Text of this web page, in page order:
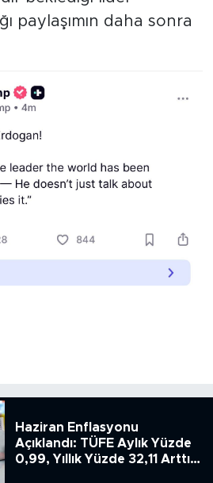
paylaşımın daha sonra
Haziran Enflasyonu
Açıklandı: TÜFE Aylık Yüzde
0,99, Yıllık Yüzde 32,11 Arttı,